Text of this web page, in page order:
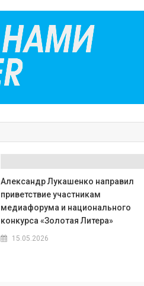
Александр Лукашенко направил
приветствие участникам
медиафорума и национального
конкурса «Золотая Литера»
15.05.2026